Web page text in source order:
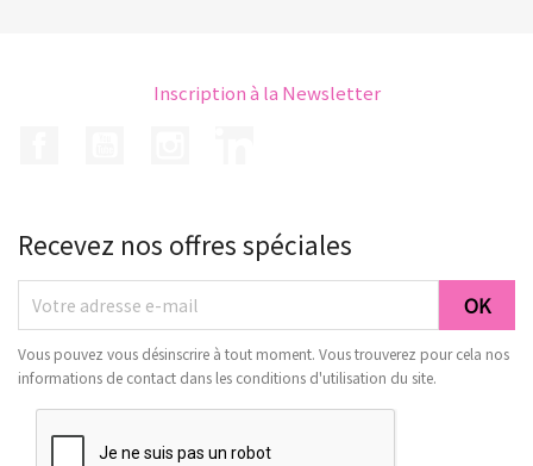
Inscription à la Newsletter
Recevez nos offres spéciales
Vous pouvez vous désinscrire à tout moment. Vous trouverez pour cela nos
informations de contact dans les conditions d'utilisation du site.